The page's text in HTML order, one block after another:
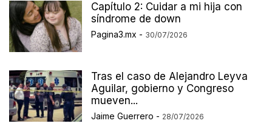
Capítulo 2: Cuidar a mi hija con
síndrome de down
Pagina3.mx - 30/07/2026
Tras el caso de Alejandro Leyva
Aguilar, gobierno y Congreso
mueven...
Jaime Guerrero - 28/07/2026